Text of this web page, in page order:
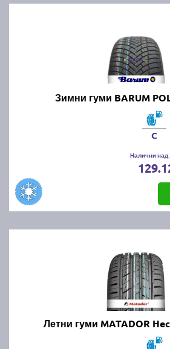
Зимни гуми BARUM
C
Налични над
Летни гуми MATADOR